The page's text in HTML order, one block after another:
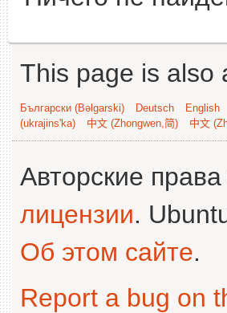
This page is also
Български (Bəlgarski) Deutsch English
(ukrajins'ka)
中文 (Zhongwen,简) 中文
Авторские
лицензии.
Об этом сайте.
Report a bug on